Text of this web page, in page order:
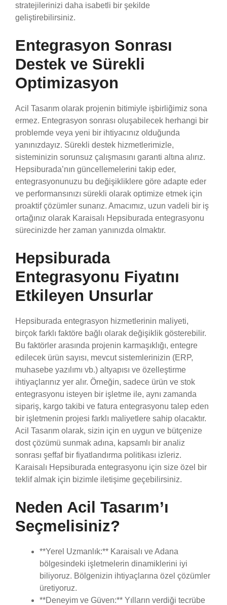
stratejilerinizi daha isabetli bir şekilde
geliştirebilirsiniz.
Entegrasyon Sonrası
Destek ve Sürekli
Optimizasyon
Acil Tasarım olarak projenin bitimiyle işbirliğimiz sona
ermez. Entegrasyon sonrası oluşabilecek herhangi bir
problemde veya yeni bir ihtiyacınız olduğunda
yanınızdayız. Sürekli destek hizmetlerimizle,
sisteminizin sorunsuz çalışmasını garanti altına alırız.
Hepsiburada’nın güncellemelerini takip eder,
entegrasyonunuzu bu değişikliklere göre adapte eder
ve performansınızı sürekli olarak optimize etmek için
proaktif çözümler sunarız. Amacımız, uzun vadeli bir iş
ortağınız olarak Karaisalı Hepsiburada entegrasyonu
sürecinizde her zaman yanınızda olmaktır.
Hepsiburada
Entegrasyonu Fiyatını
Etkileyen Unsurlar
Hepsiburada entegrasyon hizmetlerinin maliyeti,
birçok farklı faktöre bağlı olarak değişiklik gösterebilir.
Bu faktörler arasında projenin karmaşıklığı, entegre
edilecek ürün sayısı, mevcut sistemlerinizin (ERP,
muhasebe yazılımı vb.) altyapısı ve özelleştirme
ihtiyaçlarınız yer alır. Örneğin, sadece ürün ve stok
entegrasyonu isteyen bir işletme ile, aynı zamanda
sipariş, kargo takibi ve fatura entegrasyonu talep eden
bir işletmenin projesi farklı maliyetlere sahip olacaktır.
Acil Tasarım olarak, sizin için en uygun ve bütçenize
dost çözümü sunmak adına, kapsamlı bir analiz
sonrası şeffaf bir fiyatlandırma politikası izleriz.
Karaisalı Hepsiburada entegrasyonu için size özel bir
teklif almak için bizimle iletişime geçebilirsiniz.
Neden Acil Tasarım’ı
Seçmelisiniz?
**Yerel Uzmanlık:** Karaisalı ve Adana
bölgesindeki işletmelerin dinamiklerini iyi
biliyoruz. Bölgenizin ihtiyaçlarına özel çözümler
üretiyoruz.
**Deneyim ve Güven:** Yılların verdiği tecrübe